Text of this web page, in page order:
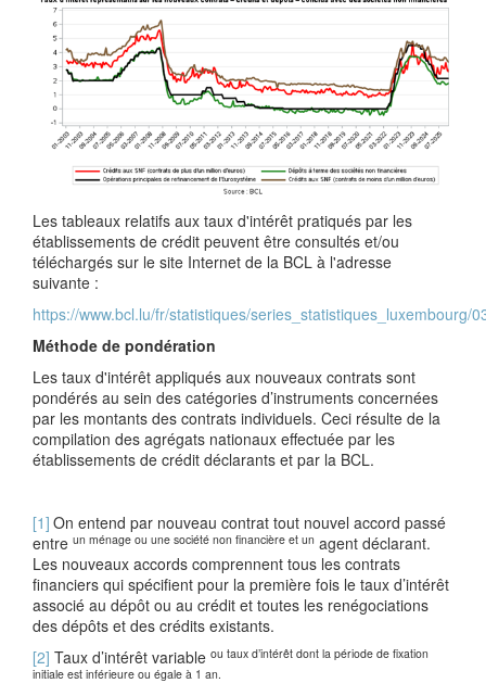
Les tableaux relatifs aux taux d'intérêt pratiqués par les
établissements de crédit peuvent être consultés et/ou
téléchargés sur le site Internet de la BCL à l'adresse
suivante :
https://www.bcl.lu/fr/statistiques/series_statistiques_luxembourg/
Méthode de pondération
Les taux d'intérêt appliqués aux nouveaux contrats sont
pondérés au sein des catégories d’instruments concernées
par les montants des contrats individuels. Ceci résulte de la
compilation des agrégats nationaux effectuée par les
établissements de crédit déclarants et par la BCL.
[1] On entend par nouveau contrat tout nouvel accord passé
entre un ménage ou une société non financière et un agent déclarant.
Les nouveaux accords comprennent tous les contrats
financiers qui spécifient pour la première fois le taux d’intérêt
associé au dépôt ou au crédit et toutes les renégociations
des dépôts et des crédits existants.
[2] Taux d’intérêt variable ou taux d’intérêt dont la période de fixation
initiale est inférieure ou égale à 1 an.